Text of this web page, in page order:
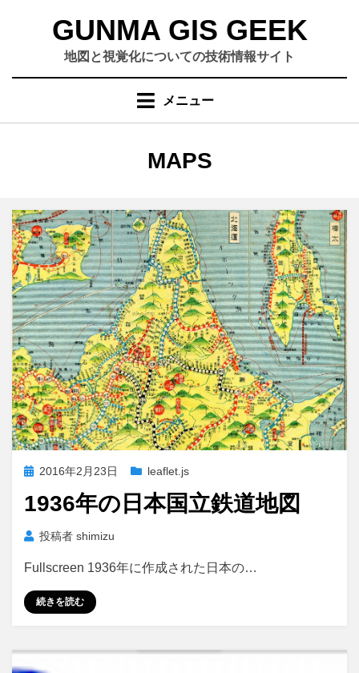
GUNMA GIS GEEK
地図と視覚化についての技術情報サイト
メニュー
カテゴリー
:
MAPS
投 2016年2月23日 leaflet.js
1936年の日本国立鉄道地図
投稿者 shimizu
Fullscreen 1936年に作成された日本の…
続きを読む